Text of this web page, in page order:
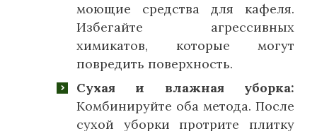
моющие средства для кафеля.
Избегайте агрессивных
химикатов, которые могут
повредить поверхность.
Сухая и влажная уборка:
Комбинируйте оба метода. После
сухой уборки протрите плитку